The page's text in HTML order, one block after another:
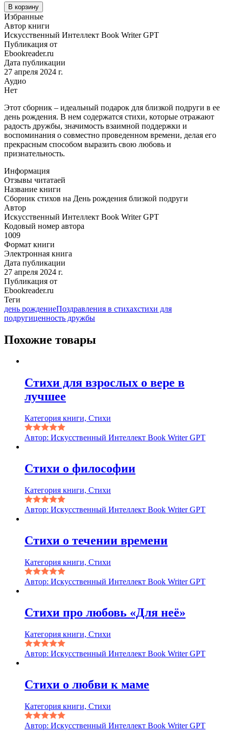
Количество
товара
Сборник
стихов
на
День
рождения
близкой
подруги
В корзину
Избранные
Автор книги
Искусственный Интеллект Book Writer GPT
Публикация от
Ebookreader.ru
Дата публикации
27 апреля 2024 г.
Аудио
Нет
Этот сборник – идеальный подарок для близкой подруги в ее
день рождения. В нем содержатся стихи, которые отражают
радость дружбы, значимость взаимной поддержки и
воспоминания о совместно проведенном времени, делая его
прекрасным способом выразить свою любовь и
признательность.
Информация
Отзывы читатаей
Название книги
Сборник стихов на День рождения близкой подруги
Автор
Искусственный Интеллект Book Writer GPT
Кодовый номер автора
1009
Формат книги
Электронная книга
Дата публикации
27 апреля 2024 г.
Публикация от
Ebookreader.ru
Теги
день рождениеПоздравления в стихахстихи для
подругиценность дружбы
Похожие товары
Стихи для взрослых о вере в
лучшее
Категория книги, Стихи
Автор: Искусственный Интеллект Book Writer GPT
Стихи о философии
Категория книги, Стихи
Автор: Искусственный Интеллект Book Writer GPT
Стихи о течении времени
Категория книги, Стихи
Автор: Искусственный Интеллект Book Writer GPT
Стихи про любовь «Для неё»
Категория книги, Стихи
Автор: Искусственный Интеллект Book Writer GPT
Стихи о любви к маме
Категория книги, Стихи
Автор: Искусственный Интеллект Book Writer GPT